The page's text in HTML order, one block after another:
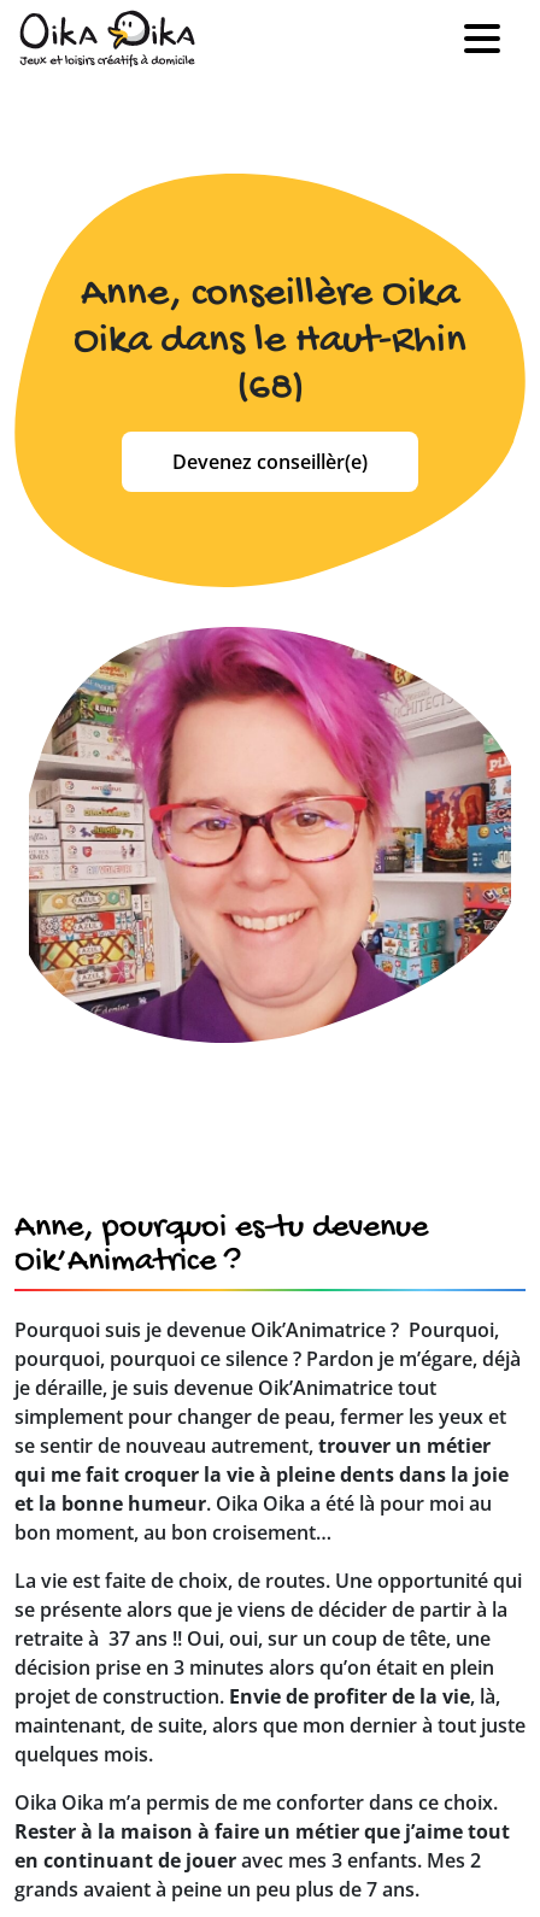
Anne, conseillère Oika
Oika dans le Haut-Rhin
(68)
Devenez conseillèr(e)
Anne, pourquoi es-tu devenue
Oik’Animatrice ?
Pourquoi suis je devenue Oik’Animatrice ? Pourquoi,
pourquoi, pourquoi ce silence ? Pardon je m’égare, déjà
je déraille, je suis devenue Oik’Animatrice tout
simplement pour changer de peau, fermer les yeux et
se sentir de nouveau autrement,trouver un métier
qui me fait croquer la vie à pleine dents dans la joie
et la bonne humeur. Oika Oika a été là pour moi au
bon moment, au bon croisement…
La vie est faite de choix, de routes. Une opportunité qui
se présente alors que je viens de décider de partir à la
retraite à 37 ans !! Oui, oui, sur un coup de tête, une
décision prise en 3 minutes alors qu’on était en plein
projet de construction. Envie de profiter de la vie, là,
maintenant, de suite, alors que mon dernier à tout juste
quelques mois.
Oika Oika m’a permis de me conforter dans ce choix.
Rester à la maison à faire un métier que j’aime tout
en continuant de joueravec mes 3 enfants. Mes 2
grands avaient à peine un peu plus de 7 ans.